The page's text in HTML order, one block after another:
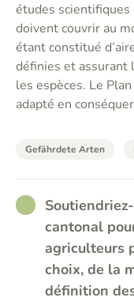
études
doivent couvrir au
étant constitué
définies et
les espèces. Le
adapté en
Gefährdete Arten
RATHER_GOOD
cantonal
agriculteurs
choix, de la
définition